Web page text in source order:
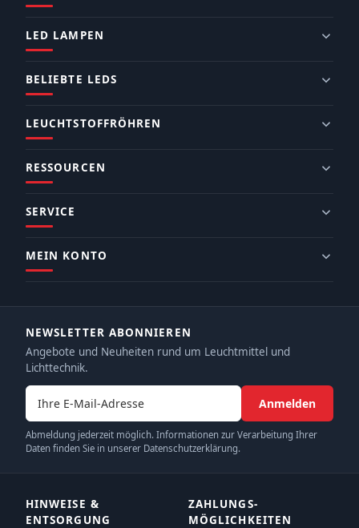
LED LAMPEN
BELIEBTE LEDS
LEUCHTSTOFFRÖHREN
RESSOURCEN
SERVICE
MEIN KONTO
NEWSLETTER ABONNIEREN
Angebote und Neuheiten rund um Leuchtmittel und
Lichttechnik.
E-Mail-Adresse
Anmelden
Abmeldung jederzeit möglich. Informationen zur Verarbeitung Ihrer
Daten finden Sie in unserer Datenschutzerklärung.
HINWEISE &
ENTSORGUNG
ZAHLUNGS­
MÖGLICHKEITEN